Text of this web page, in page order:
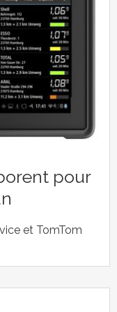
pour
et TomTom